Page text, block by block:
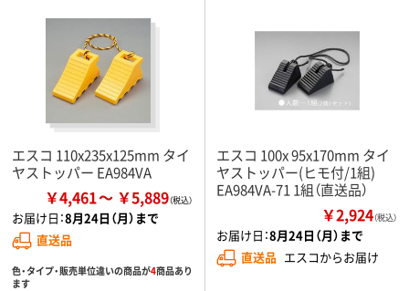
エスコ 110x235x125mm タイ
ヤストッパー EA984VA
￥4,461 ￥5,889
お届け日：8月24日（月）まで
直送品
色・タイプ・販売単位違いの商品が4商品あり
ます
エスコ 100x 95x170mm タイ
ヤストッパー(ヒモ付/1組)
EA984VA-71 1組（直送品）
￥2,924（税込）
お届け日：8月24日（月）まで
直送品 エスコからお届け